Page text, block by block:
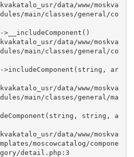
main/classes/general/co
main/classes/general/co
>includeComponent(string, ar
main/classes/general/ma
string, a
moscowcatalog/compone
detail.php:3